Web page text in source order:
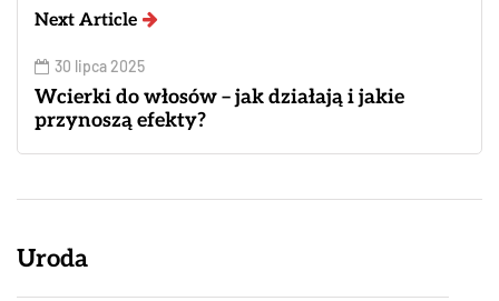
Next Article
30 lipca 2025
Wcierki do włosów – jak działają i jakie
przynoszą efekty?
Uroda